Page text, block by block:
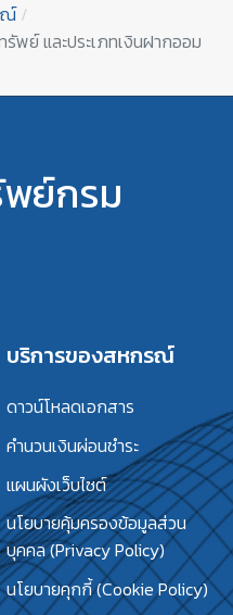
ณ์
พย์ และประเภทเงินฝากออม
ย์กรม
บริการของสหกรณ์
ดาวน์โหลดเอกสาร
คำนวนเงินผ่อนชำระ
แผนผังเว็บไซต์
นโยบายคุ้มครองข้อมูลส่วน
บุคคล (Privacy Policy)
นโยบายคุกกี้ (Cookie Policy)